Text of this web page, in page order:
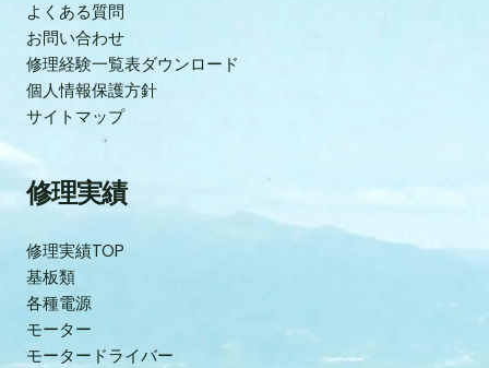
よくある質問
お問い合わせ
修理経験一覧表ダウンロード
個人情報保護方針
サイトマップ
修理実績
修理実績TOP
基板類
各種電源
モーター
モータードライバー